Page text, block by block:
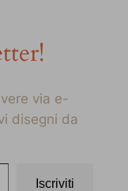
via e-
disegni da
Iscriviti